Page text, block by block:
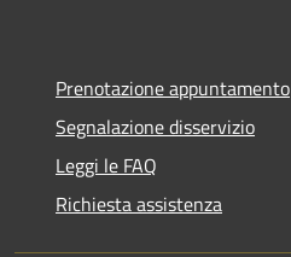
Prenotazione appuntamento
Segnalazione disservizio
Leggi le FAQ
Richiesta assistenza